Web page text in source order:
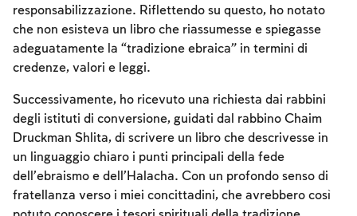
responsabilizzazione. Riflettendo su questo, ho notato
che non esisteva un libro che riassumesse e spiegasse
adeguatamente la “tradizione ebraica” in termini di
credenze, valori e leggi.
Successivamente, ho ricevuto una richiesta dai rabbini
degli istituti di conversione, guidati dal rabbino Chaim
Druckman Shlita, di scrivere un libro che descrivesse in
un linguaggio chiaro i punti principali della fede
dell’ebraismo e dell’Halacha. Con un profondo senso di
fratellanza verso i miei concittadini, che avrebbero così